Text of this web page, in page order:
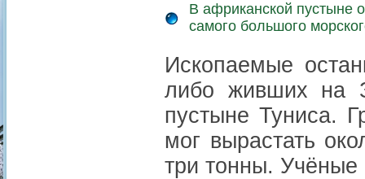
В африканской пустыне
самого большого
Ископаемые
либо живших на
пустыне Туниса.
мог вырастать
три тонны. Учёные